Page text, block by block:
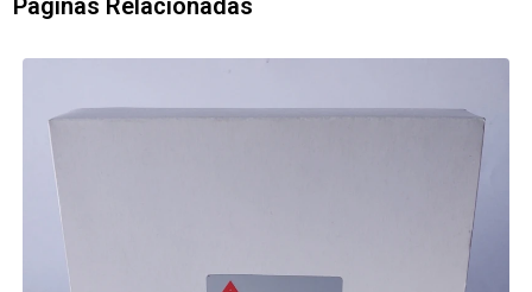
Páginas Relacionadas